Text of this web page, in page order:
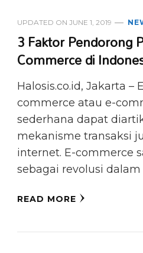
UPDATED ON JUNE 1, 2019
3 Faktor Pendorong
Commerce di
Halosis.co.id, Jakarta –
commerce atau e-
sederhana dapat
mekanisme transaksi
internet. E-commerce
sebagai revolusi dalam
READ MORE